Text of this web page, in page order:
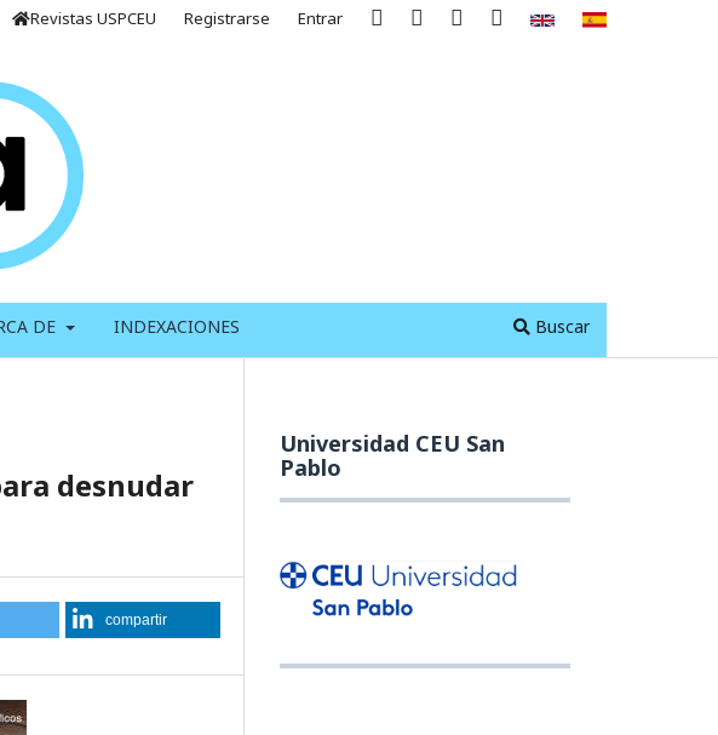
DE INDEXACIONES Buscar
Revistas USPCEU Registrarse Entrar
desnudar
compartir
Universidad CEU San
Pablo